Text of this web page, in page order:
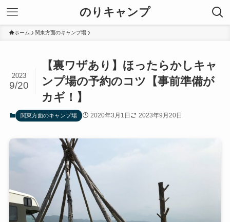
のりキャンプ
ホーム 関東方面のキャンプ場
【裏ワザあり】ほったらかしキャ
ンプ場の予約のコツ【事前準備が
カギ！】
2023
9/20
関東方面のキャンプ場 2020年3月1日 2023年9月20日